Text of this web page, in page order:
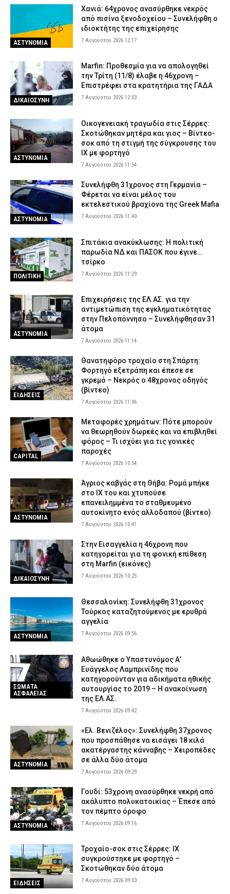
ΑΣΤΥΝΟΜΙΑ
Χανιά: 64χρονος ανασύρθηκε νεκρός
από πισίνα ξενοδοχείου – Συνελήφθη ο
ιδιοκτήτης της επιχείρησης
7 Αυγούστου 2026 12:17
ΔΙΚΑΙΟΣΥΝΗ
Marfin: Προθεσμία για να απολογηθεί
την Τρίτη (11/8) έλαβε η 46χρονη –
Επιστρέφει στα κρατητήρια της ΓΑΔΑ
7 Αυγούστου 2026 12:03
ΑΣΤΥΝΟΜΙΑ
Οικογενειακή τραγωδία στις Σέρρες:
Σκοτώθηκαν μητέρα και γιος – Βίντεο-
σοκ από τη στιγμή της σύγκρουσης του
ΙΧ με φορτηγό
7 Αυγούστου 2026 11:54
ΑΣΤΥΝΟΜΙΑ
Συνελήφθη 31χρονος στη Γερμανία –
Φέρεται να είναι μέλος του
εκτελεστικού βραχίονα της Greek Mafia
7 Αυγούστου 2026 11:40
ΠΟΛΙΤΙΚΗ
Σπιτάκια ανακύκλωσης: Η πολιτική
παρωδία ΝΔ και ΠΑΣΟΚ που έγινε…
τσίρκο
7 Αυγούστου 2026 11:29
ΑΣΤΥΝΟΜΙΑ
Επιχειρήσεις της ΕΛ.ΑΣ. για την
αντιμετώπιση της εγκληματικότητας
στην Πελοπόννησο – Συνελήφθησαν 31
άτομα
7 Αυγούστου 2026 11:14
ΕΙΔΗΣΕΙΣ
Θανατηφόρο τροχαίο στη Σπάρτη:
Φορτηγό εξετράπη και έπεσε σε
γκρεμό – Νεκρός ο 48χρονος οδηγός
(βίντεο)
7 Αυγούστου 2026 11:06
CAPITAL
Μεταφορές χρημάτων: Πότε μπορούν
να θεωρηθούν δωρεές και να επιβληθεί
φόρος – Τι ισχύει για τις γονικές
παροχές
7 Αυγούστου 2026 10:54
ΑΣΤΥΝΟΜΙΑ
Άγριος καβγάς στη Θήβα: Ρομά μπήκε
στο ΙΧ του και χτυπούσε
επανειλημμένα το σταθμευμένο
αυτοκίνητο ενός αλλοδαπού (βίντεο)
7 Αυγούστου 2026 10:41
ΔΙΚΑΙΟΣΥΝΗ
Στην Εισαγγελία η 46χρονη που
κατηγορείται για τη φονική επίθεση
στη Marfin (εικόνες)
7 Αυγούστου 2026 10:25
ΑΣΤΥΝΟΜΙΑ
Θεσσαλονίκη: Συνελήφθη 31χρονος
Τούρκος καταζητούμενος με ερυθρά
αγγελία
7 Αυγούστου 2026 09:56
ΣΩΜΑΤΑ
ΑΣΦΑΛΕΙΑΣ
Αθωώθηκε ο Υπαστυνόμος Α’
Ευάγγελος Λαμπρινίδης που
κατηγορούνταν για αδικήματα ηθικής
αυτουργίας το 2019 – Η ανακοίνωση
της ΕΛ.ΑΣ.
7 Αυγούστου 2026 09:42
ΑΣΤΥΝΟΜΙΑ
«Ελ. Βενιζέλος»: Συνελήφθη 37χρονος
που προσπάθησε να εισάγει 18 κιλά
ακατέργαστης κάνναβης – Χειροπέδες
σε άλλα δύο άτομα
7 Αυγούστου 2026 09:29
ΑΣΤΥΝΟΜΙΑ
Γουδί: 53χρονη ανασύρθηκε νεκρή από
ακάλυπτο πολυκατοικίας – Έπεσε από
τον πέμπτο όροφο
7 Αυγούστου 2026 09:16
ΕΙΔΗΣΕΙΣ
Τροχαίο-σοκ στις Σέρρες: ΙΧ
συγκρούστηκε με φορτηγό –
Σκοτώθηκαν δύο άτομα
7 Αυγούστου 2026 09:03